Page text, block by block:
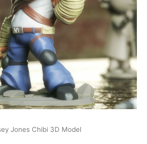
Jones Chibi 3D Model